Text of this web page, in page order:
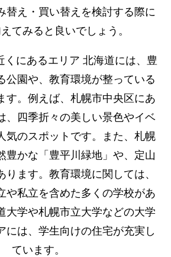
替え・買い替えを検討する際に
てみると良いでしょう。
くにあるエリア 北海道には、豊
公園や、教育環境が整っている
す。例えば、札幌市中央区にあ
、四季折々の美しい景色やイベ
気のスポットです。また、札幌
豊かな「豊平川緑地」や、定山
ます。教育環境に関しては、
や私立を含めた多くの学校があ
大学や札幌市立大学などの大学
には、学生向けの住宅が充実し
ています。